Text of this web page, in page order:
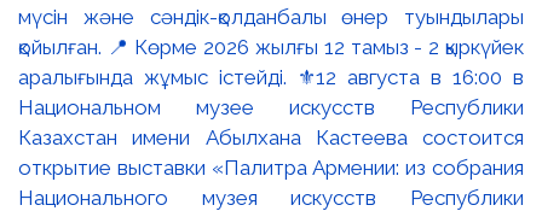
мүсін және сәндік-қолданбалы өнер туындылары
қойылған. 📍 Көрме 2026 жылғы 12 тамыз - 2 қыркүйек
аралығында жұмыс істейді. ⚜️12 августа в 16:00 в
Национальном музее искусств Республики
Казахстан имени Абылхана Кастеева состоится
открытие выставки «Палитра Армении: из собрания
Национального музея искусств Республики